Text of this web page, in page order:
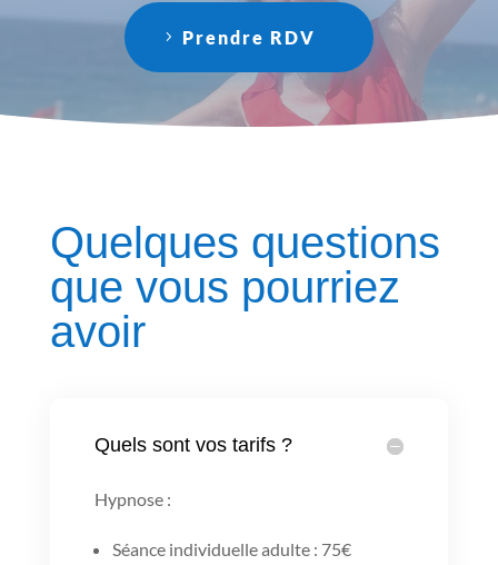
Prendre RDV
Quelques questions
que vous pourriez
avoir
Quels sont vos tarifs ?
Hypnose :
Séance individuelle adulte : 75€